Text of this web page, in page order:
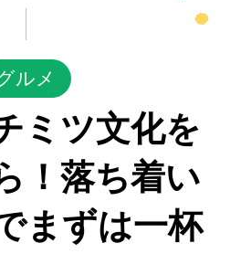
ミツ文化を
！落ち着い
まずは一杯
ルメ